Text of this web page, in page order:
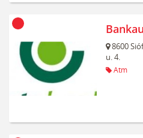
8600
u. 4.
Atm